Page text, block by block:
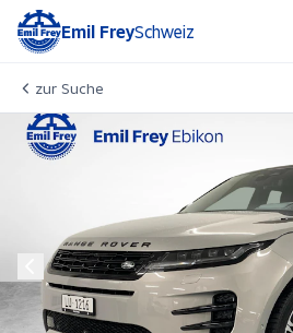
Emil FreySchweiz
zur Suche